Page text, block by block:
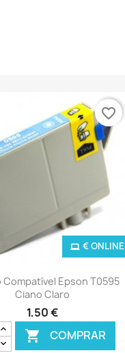
Ver+Epson T0595
Ciano Claro
1,50 €
 COMPRAR
€ ONLINE
favorite_border